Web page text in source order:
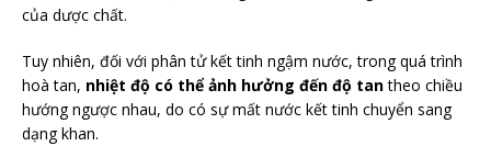
của dược chất.
Tuy nhiên, đối với phân tử kết tinh ngậm nước, trong quá trình
hoà tan, nhiệt độ có thể ảnh hưởng đến độ tantheo chiều
hướng ngược nhau, do có sự mất nước kết tinh chuyển sang
dạng khan.